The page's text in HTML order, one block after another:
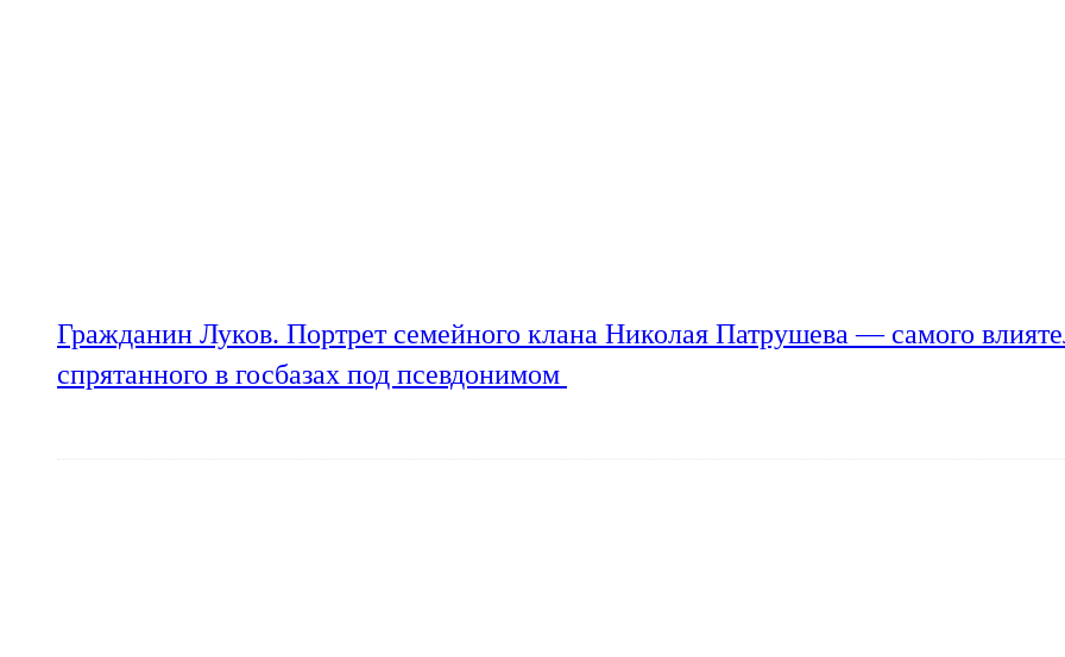
Гражданин Луков. Портрет семейного клана Николая Патрушева — самого
спрятанного в госбазах под псевдонимом